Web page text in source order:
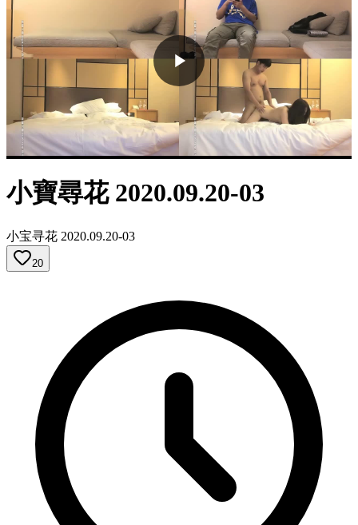
小寶尋花 2020.09.20-03
小宝寻花 2020.09.20-03
20